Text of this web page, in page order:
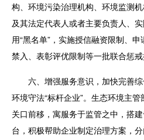
构、环境污染治理机构、环境监测
及其法定代表人或者主要负责人、
用“黑名单”，实施授信融资限制、
禁入、表彰评优限制等一批联合惩戒
六、增强服务意识，加快完善综
环境守法“标杆企业”。生态环境主
关口前移，寓服务于监管之中，搭
台，积极帮助企业制定治理方案，